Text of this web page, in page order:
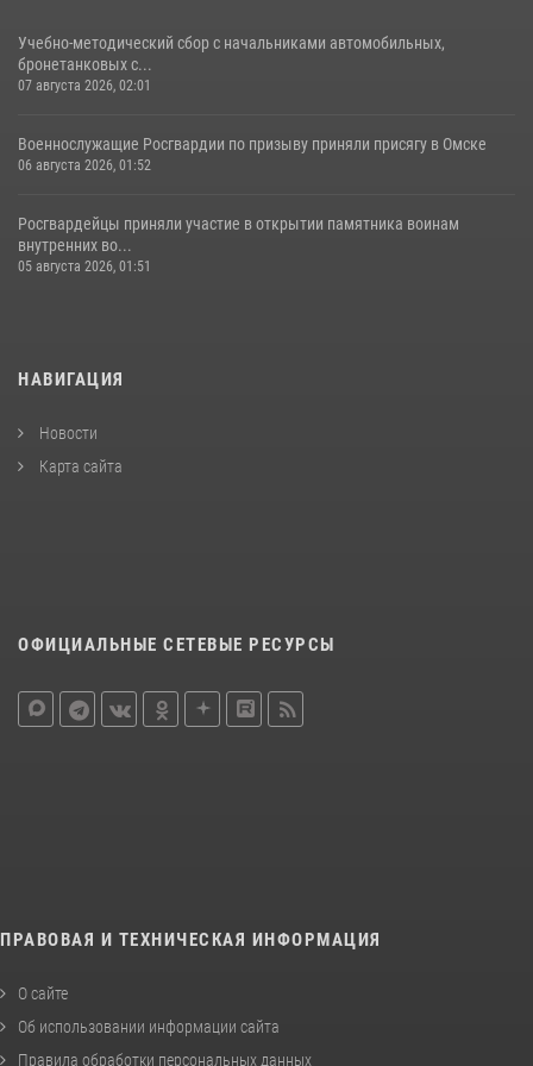
Учебно-методический сбор с начальниками автомобильных,
бронетанковых с...
07 августа 2026, 02:01
Военнослужащие Росгвардии по призыву приняли присягу в Омске
06 августа 2026, 01:52
Росгвардейцы приняли участие в открытии памятника воинам
внутренних во...
05 августа 2026, 01:51
НАВИГАЦИЯ
Новости
Карта сайта
ОФИЦИАЛЬНЫЕ СЕТЕВЫЕ РЕСУРСЫ
ПРАВОВАЯ И ТЕХНИЧЕСКАЯ ИНФОРМАЦИЯ
О сайте
Об использовании информации сайта
Правила обработки персональных данных